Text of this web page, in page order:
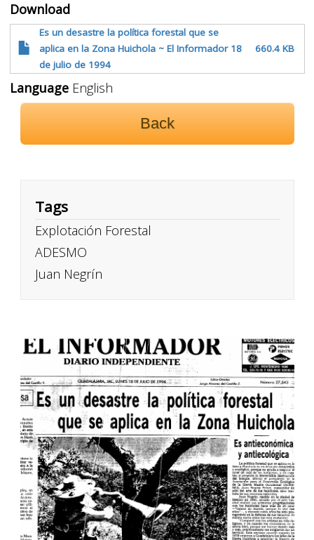
Download
Es un desastre la política forestal que se
aplica en la Zona Huichola ~ El Informador 18
de julio de 1994
660.4 KB
LanguageEnglish
Back
Tags
Explotación Forestal
ADESMO
Juan Negrín